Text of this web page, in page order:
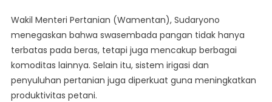
Wakil Menteri Pertanian (Wamentan), Sudaryono
menegaskan bahwa swasembada pangan tidak hanya
terbatas pada beras, tetapi juga mencakup berbagai
komoditas lainnya. Selain itu, sistem irigasi dan
penyuluhan pertanian juga diperkuat guna meningkatkan
produktivitas petani.